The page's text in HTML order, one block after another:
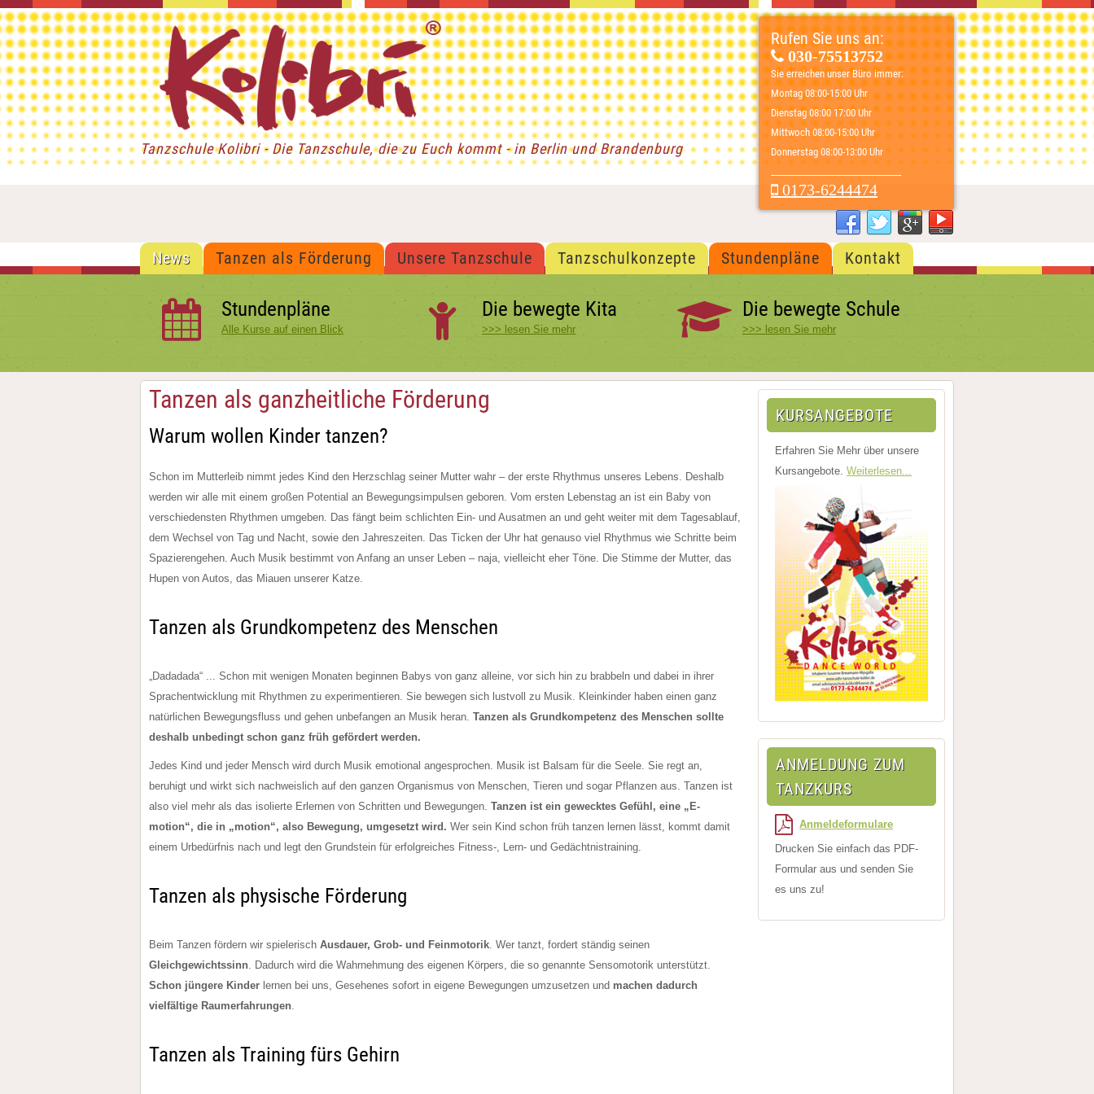
Tanzschule Kolibri - Die Tanzschule, die zu Euch kommt - in Berlin und Brandenburg
Rufen Sie uns an:
030-75513752
Sie erreichen unser Büro immer:
Montag 08:00-15:00 Uhr
Dienstag 08:00 17:00 Uhr
Mittwoch 08:00-15:00 Uhr
Donnerstag 08:00-13:00 Uhr
0173-6244474
News Tanzen als Förderung Unsere Tanzschule Tanzschulkonzepte Stundenpläne Kontakt
Stundenpläne
Alle Kurse auf einen Blick
Die bewegte Kita
>>> lesen Sie mehr
Die bewegte Schule
>>> lesen Sie mehr
Tanzen als ganzheitliche Förderung
Warum wollen Kinder tanzen?
Schon im Mutterleib nimmt jedes Kind den Herzschlag seiner Mutter wahr – der erste Rhythmus unseres Lebens. Deshalb
werden wir alle mit einem großen Potential an Bewegungsimpulsen geboren. Vom ersten Lebenstag an ist ein Baby von
verschiedensten Rhythmen umgeben. Das fängt beim schlichten Ein- und Ausatmen an und geht weiter mit dem Tagesablauf,
dem Wechsel von Tag und Nacht, sowie den Jahreszeiten. Das Ticken der Uhr hat genauso viel Rhythmus wie Schritte beim
Spazierengehen. Auch Musik bestimmt von Anfang an unser Leben – naja, vielleicht eher Töne. Die Stimme der Mutter, das
Hupen von Autos, das Miauen unserer Katze.
Tanzen als Grundkompetenz des Menschen
„Dadadada“ ... Schon mit wenigen Monaten beginnen Babys von ganz alleine, vor sich hin zu brabbeln und dabei in ihrer
Sprachentwicklung mit Rhythmen zu experimentieren. Sie bewegen sich lustvoll zu Musik. Kleinkinder haben einen ganz
natürlichen Bewegungsfluss und gehen unbefangen an Musik heran. Tanzen als Grundkompetenz des Menschen sollte
deshalb unbedingt schon ganz früh gefördert werden.
Jedes Kind und jeder Mensch wird durch Musik emotional angesprochen. Musik ist Balsam für die Seele. Sie regt an,
beruhigt und wirkt sich nachweislich auf den ganzen Organismus von Menschen, Tieren und sogar Pflanzen aus. Tanzen ist
also viel mehr als das isolierte Erlernen von Schritten und Bewegungen. Tanzen ist ein gewecktes Gefühl, eine „E-
motion“, die in „motion“, also Bewegung, umgesetzt wird. Wer sein Kind schon früh tanzen lernen lässt, kommt damit
einem Urbedürfnis nach und legt den Grundstein für erfolgreiches Fitness-, Lern- und Gedächtnistraining.
Tanzen als physische Förderung
Beim Tanzen fördern wir spielerisch Ausdauer, Grob- und Feinmotorik. Wer tanzt, fordert ständig seinen
Gleichgewichtssinn. Dadurch wird die Wahrnehmung des eigenen Körpers, die so genannte Sensomotorik unterstützt.
Schon jüngere Kinder lernen bei uns, Gesehenes sofort in eigene Bewegungen umzusetzen und machen dadurch
vielfältige Raumerfahrungen.
Tanzen als Training fürs Gehirn
KURSANGEBOTE
Erfahren Sie Mehr über unsere
Kursangebote.Weiterlesen...
ANMELDUNG ZUM
TANZKURS
Anmeldeformulare
Drucken Sie einfach das PDF-
Formular aus und senden Sie
es uns zu!